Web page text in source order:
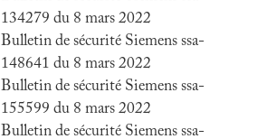
134279 du 8 mars 2022
Bulletin de sécurité Siemens ssa-
148641 du 8 mars 2022
Bulletin de sécurité Siemens ssa-
155599 du 8 mars 2022
Bulletin de sécurité Siemens ssa-